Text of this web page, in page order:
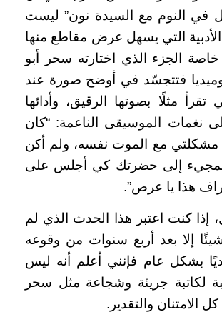
في النوم مع السيدة نون” ليست
التي يسهل عرض مقاطع منها
خاصة الجزء الذي اختارته سحر أبو
فتتجسّد في أوضح صورة عند
مثلًا بصوتها الرقيق، وأدائها
نغمات الموسيقى الناعمة: “كان
مشكلتي مع الموت نفسه، ولم أكن
إلى حضرتك كي أجلس على
هذا يا عرص”.
إذا كنت اعتبر هذا الحدث الذي لم
إلا بعد أربع سنوات من وقوعه
بشكل عام فإنني أعلم أنه ليس
لكاتبة جريئة وشجاعة مثل سحر
كل الامتنان والتقدير.